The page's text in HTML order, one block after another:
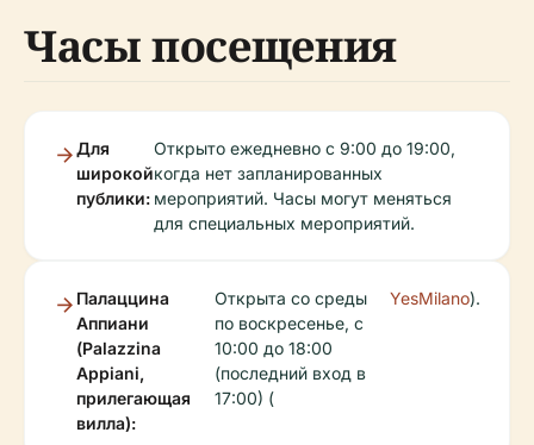
Часы посещения
Для
широкой
публики:
Открыто ежедневно с 9:00 до 19:00,
когда нет запланированных
мероприятий. Часы могут меняться
для специальных мероприятий.
Палаццина
Аппиани
(Palazzina
Appiani,
прилегающая
вилла):
Открыта со среды
по воскресенье, с
10:00 до 18:00
(последний вход в
17:00) (
YesMilano).